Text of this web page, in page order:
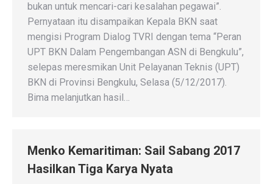
bukan untuk mencari-cari kesalahan pegawai”.
Pernyataan itu disampaikan Kepala BKN saat
mengisi Program Dialog TVRI dengan tema “Peran
UPT BKN Dalam Pengembangan ASN di Bengkulu”,
selepas meresmikan Unit Pelayanan Teknis (UPT)
BKN di Provinsi Bengkulu, Selasa (5/12/2017).
Bima melanjutkan hasil…
Menko Kemaritiman: Sail Sabang 2017
Hasilkan Tiga Karya Nyata